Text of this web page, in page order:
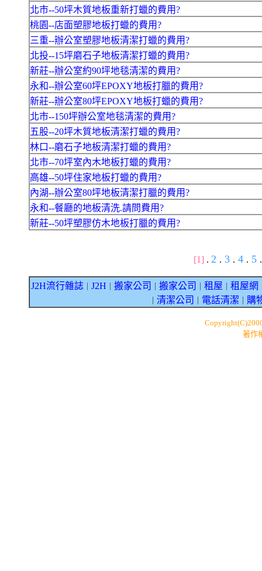
北市--50坪木質地板重新打蠟的費用?
桃園--店面塑膠地板打蠟的費用?
三重--辦公室塑膠地板清潔打蠟的費用?
北投--15坪磨石子地板清潔打蠟的費用?
新莊--辦公室約90坪地毯清潔的費用?
永和--辦公室60坪EPOXY地板打臘的費用?
新莊--辦公室80坪EPOXY地板打蠟的費用?
北市--150坪辦公室地毯清潔的費用?
五股--20坪木質地板清潔打蠟的費用?
林口--磨石子地板清潔打蠟的費用?
北市--70坪室內木地板打蠟的費用?
高雄--50坪住家地板打蠟的費用?
內湖--辦公室80坪地板清潔打臘的費用?
永和--餐廳的地板清洗.請問費用?
新莊--50坪塑膠仿木地板打臘的費用?
[1] . 2 . 3 . 4 . 5 .
J2H流行雜誌 J2H 搬家公司 搬家公司 租屋 租屋網
清潔公司 電話清潔 購
著作